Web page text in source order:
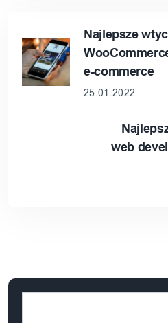
Najlepsze
e-commerce
25.01.2022
web